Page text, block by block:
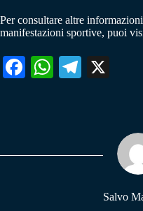
Per consultare altre
manifestazioni sportive, puoi
Fa W
pp
Te
m
Salvo